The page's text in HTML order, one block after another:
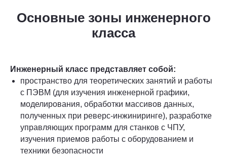
Основные зоны инженерного
класса
Инженерный класс представляет собой:
пространство для теоретических занятий и работы
с ПЭВМ (для изучения инженерной графики,
моделирования, обработки массивов данных,
полученных при реверс-инжиниринге), разработке
управляющих программ для станков с ЧПУ,
изучения приемов работы с оборудованием и
техники безопасности